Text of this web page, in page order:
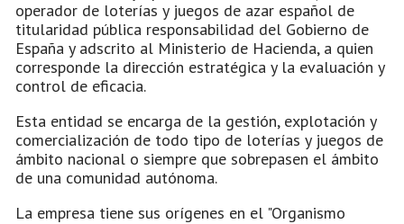
operador de loterías y juegos de azar español de
titularidad pública responsabilidad del Gobierno de
España y adscrito al Ministerio de Hacienda, a quien
corresponde la dirección estratégica y la evaluación y
control de eficacia.
Esta entidad se encarga de la gestión, explotación y
comercialización de todo tipo de loterías y juegos de
ámbito nacional o siempre que sobrepasen el ámbito
de una comunidad autónoma.
La empresa tiene sus orígenes en el "Organismo